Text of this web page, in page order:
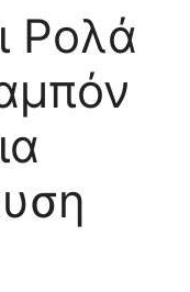
Ρολά